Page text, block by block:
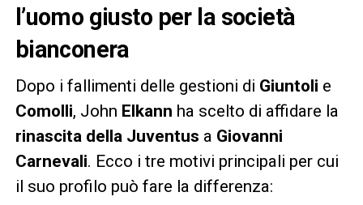
l’uomo giusto per la società
bianconera
Dopo i fallimenti delle gestioni di Giuntoli e
Comolli, John Elkann ha scelto di affidare la
rinascita della Juventus a Giovanni
Carnevali. Ecco i tre motivi principali per cui
il suo profilo può fare la differenza: